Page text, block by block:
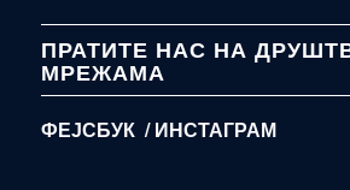
ПРАТИТЕ НАС НА
МРЕЖАМА
ФЕЈСБУК /ИНСТАГРАМ